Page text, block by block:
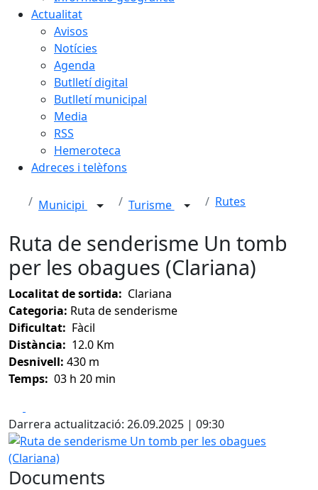
Actualitat
Avisos
Notícies
Agenda
Butlletí digital
Butlletí municipal
Media
RSS
Hemeroteca
Adreces i telèfons
Municipi Turisme Rutes
Ruta de senderisme Un tomb
per les obagues (Clariana)
Localitat de sortida: Clariana
Categoria: Ruta de senderisme
Dificultat: Fàcil
Distància: 12.0 Km
Desnivell: 430 m
Temps: 03 h 20 min
Darrera actualització: 26.09.2025 | 09:30
Ruta de senderisme Un tomb per les obagues (Clariana)
Documents